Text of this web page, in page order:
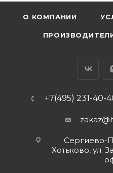
О КОМПАНИИ
+7(495) 231-40-
Сергиево-
Хотьково, ул.